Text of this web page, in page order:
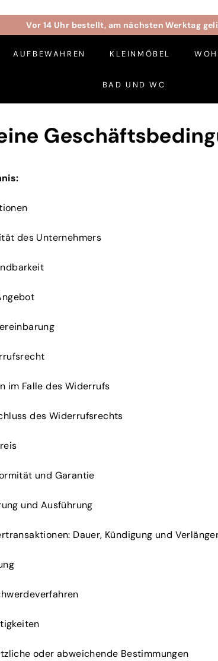
Diashow
Vor 14 Uhr bestellt, am nächsten Werktag
AUFBEWAHREN KLEINMÖBEL
BAD UND WC
des Unternehmers
im Falle des Widerrufs
des Widerrufsrechts
und Garantie
und Ausführung
Dauer, Kündigung und
oder abweichende Bestimmungen